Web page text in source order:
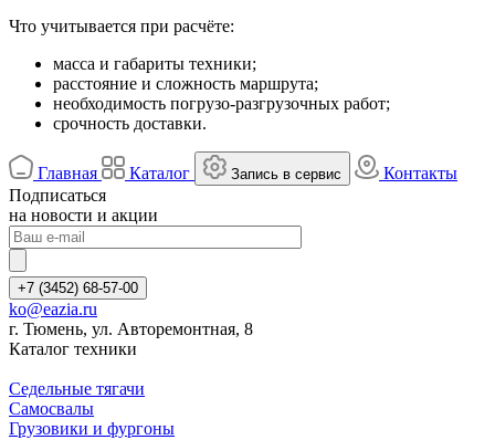
Что учитывается при расчёте:
масса и габариты техники;
расстояние и сложность маршрута;
необходимость погрузо-разгрузочных работ;
срочность доставки.
Главная Каталог Запись в сервис
Контакты
Подписаться
на новости и акции
+7 (3452) 68-57-00
ko@eazia.ru
г. Тюмень, ул. Авторемонтная, 8
Каталог техники
Седельные тягачи
Самосвалы
Грузовики и фургоны